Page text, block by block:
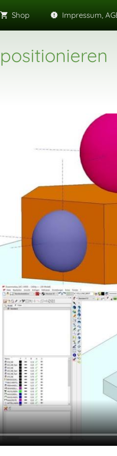
Shop Impressum,